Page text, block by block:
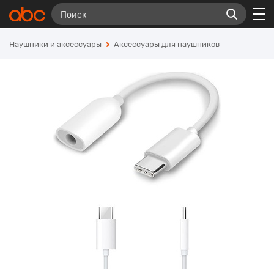
Наушники и аксессуары Аксессуары для наушников